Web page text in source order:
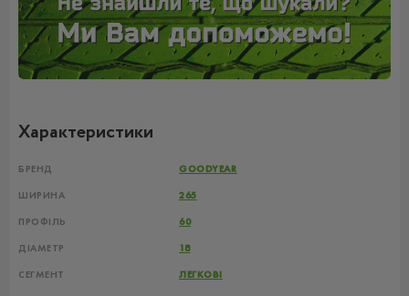
Характеристики
БРЕНД GOODYEAR
ШИРИНА 265
ПРОФІЛЬ 60
ДІАМЕТР 18
СЕГМЕНТ ЛЕГКОВІ